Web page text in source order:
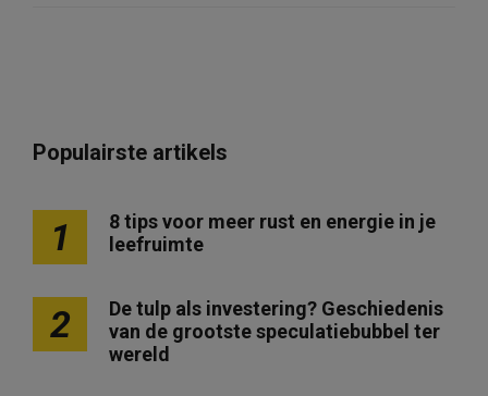
Populairste artikels
1
8 tips voor meer rust en energie in je
leefruimte
2
De tulp als investering? Geschiedenis
van de grootste speculatiebubbel ter
wereld